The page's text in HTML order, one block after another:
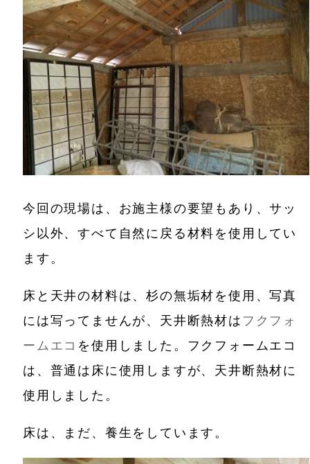
今回の現場は、お施主様の要望もあり、サッ
シ以外、すべて自然に戻る材料を使用してい
ます。
床と天井の材料は、杉の無垢材を使用、写真
には写ってませんが、天井断熱材は フクフォ
ームエコ を使用しました。フクフォームエコ
は、普通は床に使用しますが、天井断熱材に
使用しました。
床は、まだ、養生をしています。